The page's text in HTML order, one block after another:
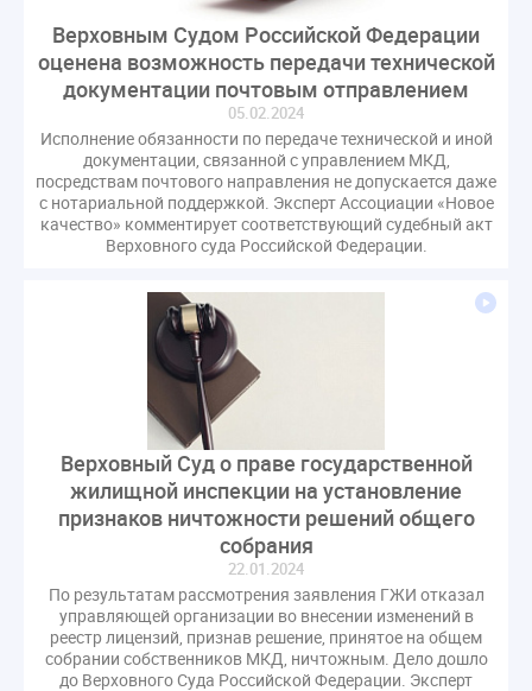
КоАП РФ
РСО
Стандарты и качество
встреча
мероприятия
налоговая реформа
общее собрание собственников
пени по жку
перерасчет платы
тарифы
теплоснабжение
штраф
ВОК
Всероссийское совещание
ГД
Госсовет
Жилищная инспекция
Закон Хинштейна
НДС
Рабочая группа
Регулирование Персональные данные ЕГРН
СРО регулирование ГЖИ лицензирование надзор
Совет Федерации
Сотрудничество
вебинар
водоснабжение
выставка ЖКХ
законопроект
запрет на уступку
запрос
инициатива
информационная система ЖКХ
контроль
мораторий
обсуждение
оплата услуг
отчетность УК
персональные данные
реформирование ЖКХ
1 сентября
2035 ВЦИОМ
Владимир Путин
Верховным Судом Российской Федерации
оценена возможность передачи технической
документации почтовым отправлением
05.02.2024
Исполнение обязанности по передаче технической и иной
документации, связанной с управлением МКД,
посредствам почтового направления не допускается даже
с нотариальной поддержкой. Эксперт Ассоциации «Новое
качество» комментирует соответствующий судебный акт
Верховного суда Российской Федерации.
Верховный Суд о праве государственной
жилищной инспекции на установление
признаков ничтожности решений общего
собрания
22.01.2024
По результатам рассмотрения заявления ГЖИ отказал
управляющей организации во внесении изменений в
реестр лицензий, признав решение, принятое на общем
собрании собственников МКД, ничтожным. Дело дошло
до Верховного Суда Российской Федерации. Эксперт